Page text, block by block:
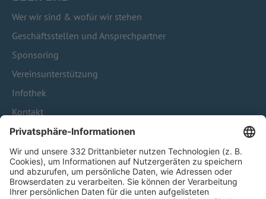
Wer wir sind & wofür wir stehen
Geschäftsstellen und Ansprechpartner
Sponsoring
Vereinsunterstützung
Infothek
Kontakt
HÄUFIG BESUCHTE SEITEN
Pässe und Vereinswechsel
Trainerausbildung